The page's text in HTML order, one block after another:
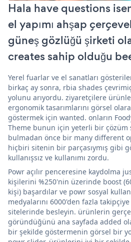
Hala have questions
el yapımı ahşap
güneş gözlüğü şirketi
creates sahip olduğu
Yerel fuarlar ve el sanatları
birkaç ay sonra, rbia shades
yolunu arıyordu. ziyaretçilere
ergonomik tasarımlarını görsel
göstermek için wanted. onların
Theme bunun için yeterli bir çözüm
bulmadan önce bir many different
hiçbiri sitenin bir parçasıymış gibi
kullanışsız ve kullanımı zordu.
Powr açılır penceresine kaydolma
kişilerini %250'nin üzerinde boost
kişi) başardılar ve powr sosyal
medyalarını 6000'den fazla
sitelerinde besleyin. ürünlerin
göründüğünü ana sayfada added
bir şekilde göstermenin görsel bir